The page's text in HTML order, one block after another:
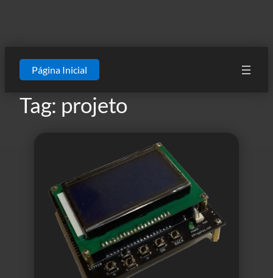
Página Inicial
Tag: projeto